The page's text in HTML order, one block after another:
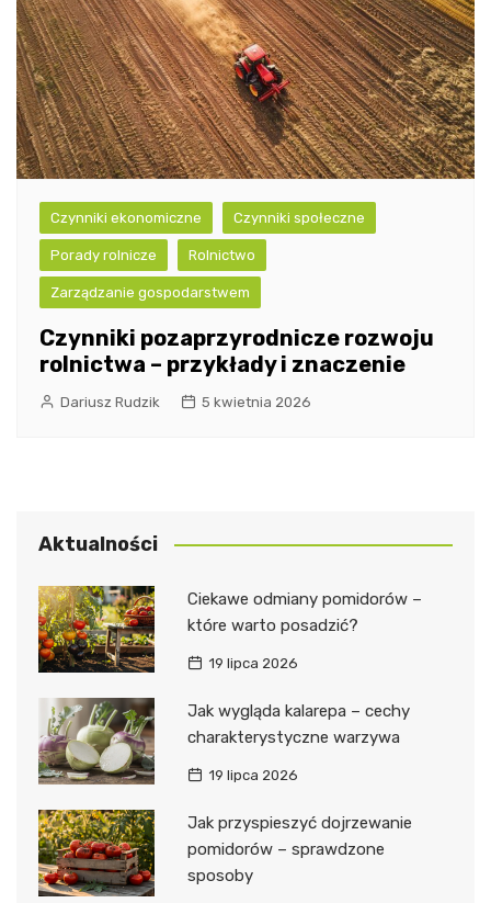
Czynniki ekonomiczne Czynniki społeczne
Porady rolnicze Rolnictwo
Zarządzanie gospodarstwem
Czynniki pozaprzyrodnicze rozwoju
rolnictwa – przykłady i znaczenie
Dariusz Rudzik 5 kwietnia 2026
Aktualności
Ciekawe odmiany pomidorów –
które warto posadzić?
19 lipca 2026
Jak wygląda kalarepa – cechy
charakterystyczne warzywa
19 lipca 2026
Jak przyspieszyć dojrzewanie
pomidorów – sprawdzone
sposoby